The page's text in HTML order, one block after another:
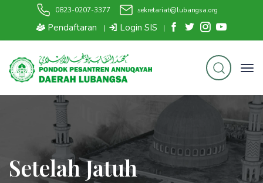
0823-0207-3377 sekretariat@lubangsa.org
Pendaftaran | Login SIS |
Setelah Jatuh